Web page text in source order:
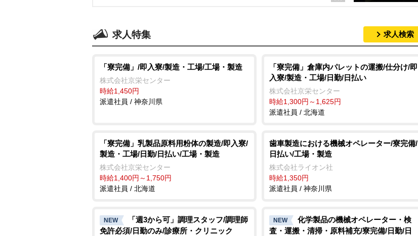
求人特集 求人検索
「寮完備」/即入寮/製造・工場/工場・製造
株式会社京栄センター
時給1,450円
派遣社員 / 神奈川県
「寮完備」倉庫内パレットの運搬/仕分け/即
入寮/製造・工場/日勤/日払い
株式会社京栄センター
時給1,300円～1,625円
派遣社員 / 北海道
「寮完備」乳製品原料用粉体の製造/即入寮/
製造・工場/日勤/日払い/工場・製造
株式会社京栄センター
時給1,400円～1,750円
派遣社員 / 北海道
歯車製造における機械オペレーター/寮完備/
日払い/工場・製造
株式会社ライオン社
時給1,350円
派遣社員 / 神奈川県
NEW
「週3から可」調理スタッフ/調理師
免許必須/日勤のみ/診療所・クリニック
NEW
化学製品の機械オペレーター・検
査・運搬・清掃・原料補充/寮完備/日勤/日